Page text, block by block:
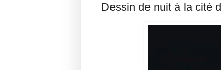
Dessin de nuit à la cité